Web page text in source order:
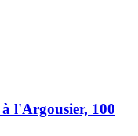
l'Argousier, 100